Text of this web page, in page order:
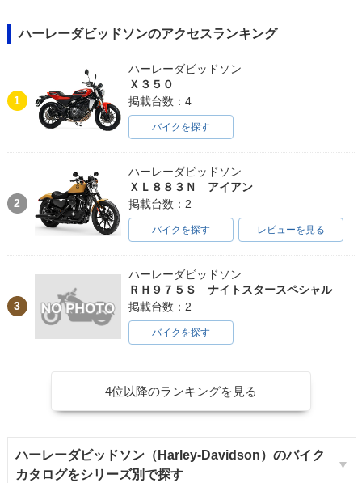
ハーレーダビッドソンのアクセスランキング
1
ハーレーダビッドソン
Ｘ３５０
掲載台数：4
バイクを探す
2
ハーレーダビッドソン
ＸＬ８８３Ｎ アイアン
掲載台数：2
バイクを探す レビューを見る
3
ハーレーダビッドソン
ＲＨ９７５Ｓ ナイトスタースペシャル
掲載台数：2
バイクを探す
4位以降のランキングを見る
ハーレーダビッドソン（Harley-Davidson）のバイク
カタログをシリーズ別で探す